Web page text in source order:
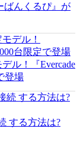
ばんくるぴ』が
ル！『Evercade
登場
する方法は?